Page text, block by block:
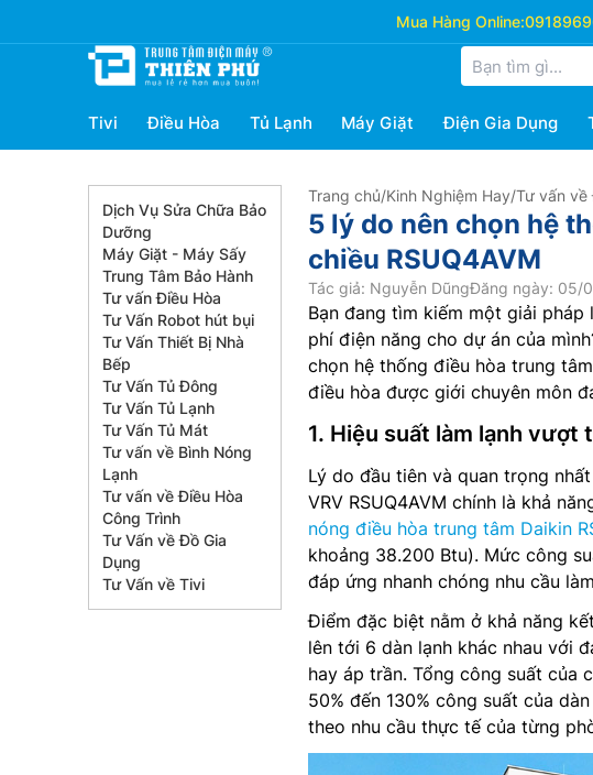
Mua Hàng Online:
Tivi Điều Hòa Tủ Lạnh Máy Giặt Điện Gia Dụng
Dịch Vụ Sửa Chữa Bảo
Dưỡng
Máy Giặt - Máy Sấy
Trung Tâm Bảo Hành
Tư vấn Điều Hòa
Tư Vấn Robot hút bụi
Tư Vấn Thiết Bị Nhà
Bếp
Tư Vấn Tủ Đông
Tư Vấn Tủ Lạnh
Tư Vấn Tủ Mát
Tư vấn về Bình Nóng
Lạnh
Tư vấn về Điều Hòa
Công Trình
Tư Vấn về Đồ Gia
Dụng
Tư Vấn về Tivi
Trang chủ/Kinh Nghiệm Hay/Tư vấn về
5 lý do nên chọn hệ
chiều RSUQ4AVM
Tác giả: Nguyễn DũngĐăng ngày: 05/
Bạn đang tìm kiếm một giải
phí điện năng cho dự án của
chọn hệ thống điều hòa trung
điều hòa được giới chuyên môn
1. Hiệu suất làm lạnh vượt
Lý do đầu tiên và quan trọng
VRV RSUQ4AVM chính là khả
nóng điều hòa trung tâm Daikin
khoảng 38.200 Btu). Mức công
đáp ứng nhanh chóng nhu cầu
Điểm đặc biệt nằm ở khả năng
lên tới 6 dàn lạnh khác nhau với
hay áp trần. Tổng công suất của
50% đến 130% công suất của
theo nhu cầu thực tế của từng